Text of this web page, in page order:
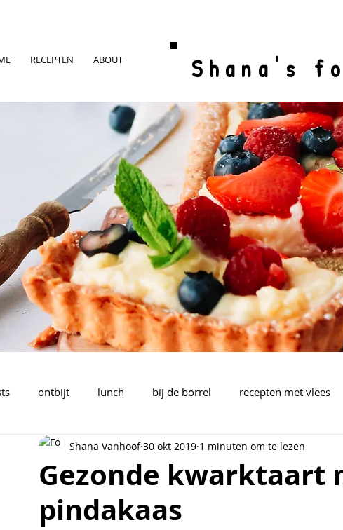
RECEPTEN ABOUT Shana's
ontbijt lunch bij de borrel recepten met vlees
nagerechten, tussendoortjes,... brood, pizza, plaattaart
sauzen, dips, dressings soepen
Gezonde kwarktaart
pindakaas
Shana Vanhoof 30 okt 2019 1 minuten om te lezen